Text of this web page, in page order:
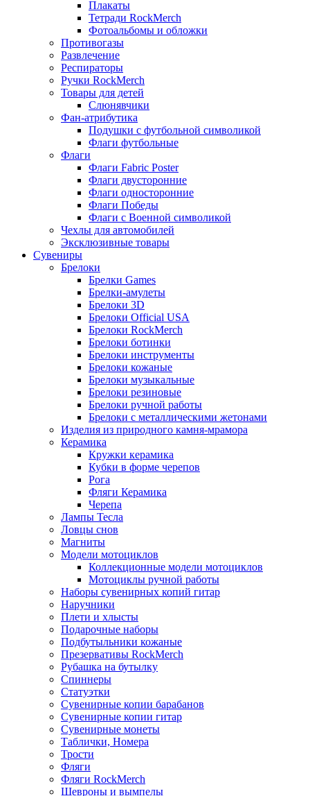
Плакаты
Тетради RockMerch
Фотоальбомы и обложки
Противогазы
Развлечение
Респираторы
Ручки RockMerch
Товары для детей
Слюнявчики
Фан-атрибутика
Подушки с футбольной символикой
Флаги футбольные
Флаги
Флаги Fabric Poster
Флаги двусторонние
Флаги односторонние
Флаги Победы
Флаги с Военной символикой
Чехлы для автомобилей
Эксклюзивные товары
Сувениры
Брелоки
Брелки Games
Брелки-амулеты
Брелоки 3D
Брелоки Official USA
Брелоки RockMerch
Брелоки ботинки
Брелоки инструменты
Брелоки кожаные
Брелоки музыкальные
Брелоки резиновые
Брелоки ручной работы
Брелоки с металлическими жетонами
Изделия из природного камня-мрамора
Керамика
Кружки керамика
Кубки в форме черепов
Рога
Фляги Керамика
Черепа
Лампы Тесла
Ловцы снов
Магниты
Модели мотоциклов
Коллекционные модели мотоциклов
Мотоциклы ручной работы
Наборы сувенирных копий гитар
Наручники
Плети и хлысты
Подарочные наборы
Подбутыльники кожаные
Презервативы RockMerch
Рубашка на бутылку
Спиннеры
Статуэтки
Сувенирные копии барабанов
Сувенирные копии гитар
Сувенирные монеты
Таблички, Номера
Трости
Фляги
Фляги RockMerch
Шевроны и вымпелы